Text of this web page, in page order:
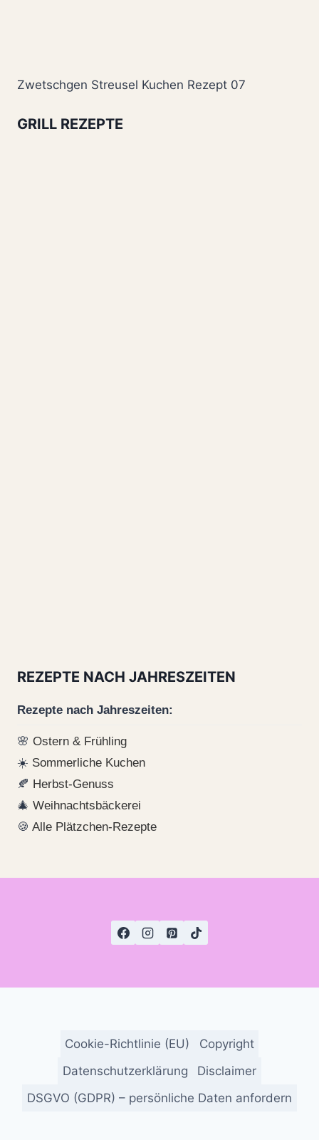
Zwetschgen Streusel Kuchen Rezept 07
GRILL REZEPTE
REZEPTE NACH JAHRESZEITEN
Rezepte nach Jahreszeiten:
🌸 Ostern & Frühling
☀️ Sommerliche Kuchen
🍂 Herbst-Genuss
🎄 Weihnachtsbäckerei
🍪 Alle Plätzchen-Rezepte
Cookie-Richtlinie (EU)
Copyright
Datenschutzerklärung
Disclaimer
DSGVO (GDPR) – persönliche Daten anfordern